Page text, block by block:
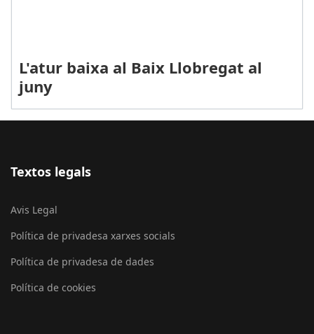
L'atur baixa al Baix Llobregat al
juny
Textos legals
Avis Legal
Política de privadesa xarxes socials
Política de privadesa de dades
Política de cookies